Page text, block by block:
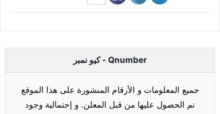
كيو نمبر - Qnumber
جميع المعلومات و الأرقام المنشورة على هذا الموقع
تم الحصول عليها من قبل المعلن. و إحتمالية وجود